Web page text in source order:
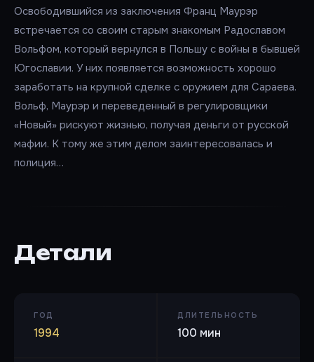
Освободившийся из заключения Франц Маурэр
встречается со своим старым знакомым Радославом
Вольфом, который вернулся в Польшу с войны в бывшей
Югославии. У них появляется возможность хорошо
заработать на крупной сделке с оружием для Сараева.
Вольф, Маурэр и переведенный в регулировщики
«Новый» рискуют жизнью, получая деньги от русской
мафии. К тому же этим делом заинтересовалась и
полиция…
Детали
ГОД
1994
ДЛИТЕЛЬНОСТЬ
100 мин